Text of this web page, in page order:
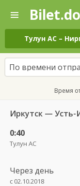
—
Поиск
и
покупка
билетов
на
автобус
онлайн
Bilet.do
Тулун АС –
По времени
Время
Иркутск — Усть-
0:40
Тулун АС
Через день
с 02.10.2018